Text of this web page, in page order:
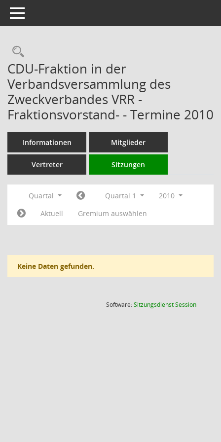
Toggle navigation
Rechercheauswahl
CDU-Fraktion in der
Verbandsversammlung des
Zweckverbandes VRR -
Fraktionsvorstand- - Termine 2010
Informationen Mitglieder
Vertreter Sitzungen
Quartal Quartal 1
2010
Aktuell
Gremium auswählen
Keine Daten gefunden.
Software:SitzungsdienstSession(Wird in